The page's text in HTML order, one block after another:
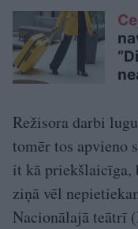
Režisora darbi
tomēr tos apvieno
it kā priekšlaicīga,
ziņā vēl
Nacionālajā teātrī